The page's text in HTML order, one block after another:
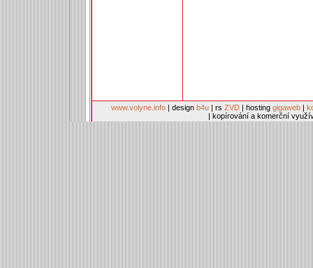
www.volyne.info | design b4u | rs ZVD | hosting gigaweb |
| kopírování a komerční